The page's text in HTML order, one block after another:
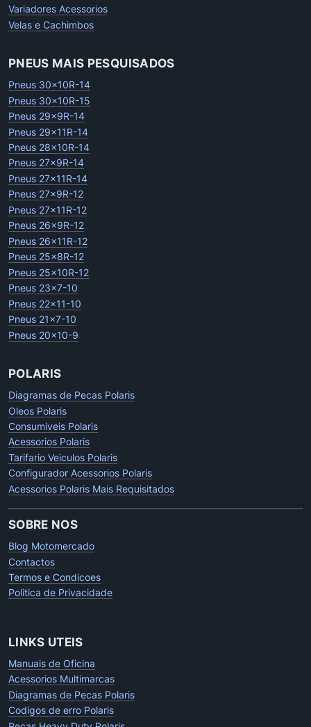
Variadores Acessorios
Velas e Cachimbos
PNEUS MAIS PESQUISADOS
Pneus 30x10R-14
Pneus 30x10R-15
Pneus 29x9R-14
Pneus 29x11R-14
Pneus 28x10R-14
Pneus 27x9R-14
Pneus 27x11R-14
Pneus 27x9R-12
Pneus 27x11R-12
Pneus 26x9R-12
Pneus 26x11R-12
Pneus 25x8R-12
Pneus 25x10R-12
Pneus 23x7-10
Pneus 22x11-10
Pneus 21x7-10
Pneus 20x10-9
POLARIS
Diagramas de Pecas Polaris
Oleos Polaris
Consumiveis Polaris
Acessorios Polaris
Tarifario Veiculos Polaris
Configurador Acessorios Polaris
Acessorios Polaris Mais Requisitados
SOBRE NOS
Blog Motomercado
Contactos
Termos e Condicoes
Politica de Privacidade
LINKS UTEIS
Manuais de Oficina
Acessorios Multimarcas
Diagramas de Pecas Polaris
Codigos de erro Polaris